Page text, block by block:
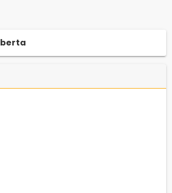
berta